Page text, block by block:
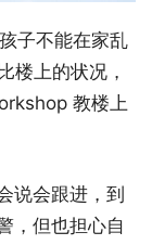
子不能在家乱
楼上的状况，
教楼上
说会跟进，到
，但也担心自